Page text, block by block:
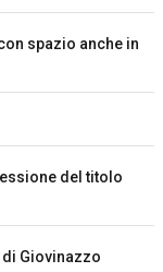
spazio anche in
del titolo
Giovinazzo